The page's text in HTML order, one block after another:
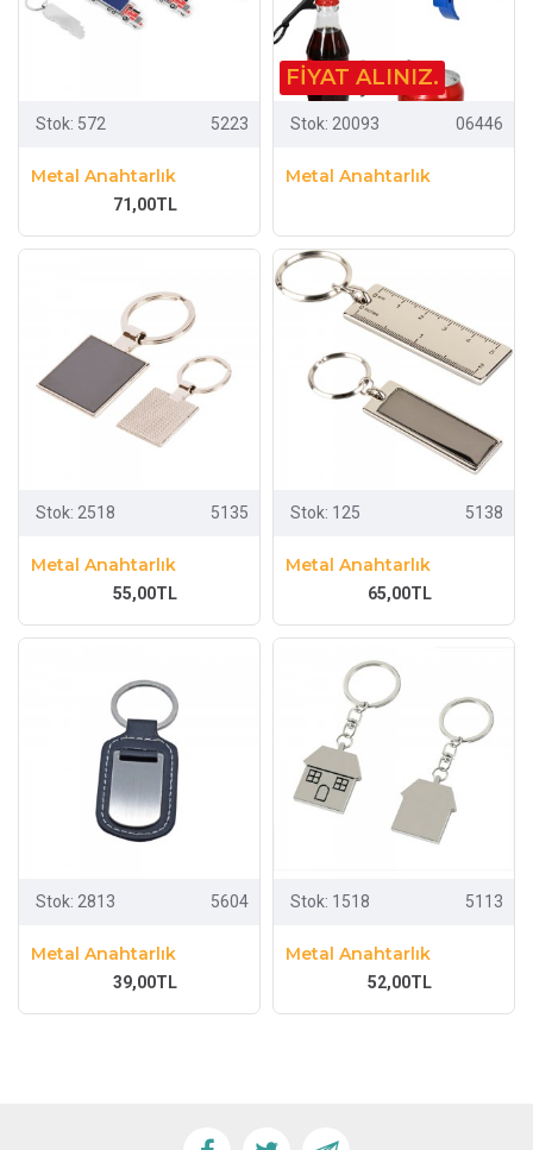
Stok: 572 5223
Metal Anahtarlık
71,00TL
FIYAT ALINIZ.
Stok: 20093 06446
Metal Anahtarlık
Stok: 2518 5135
Metal Anahtarlık
55,00TL
Stok: 125 5138
Metal Anahtarlık
65,00TL
Stok: 2813 5604
Metal Anahtarlık
39,00TL
Stok: 1518 5113
Metal Anahtarlık
52,00TL